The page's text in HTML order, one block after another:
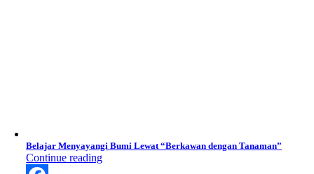
Belajar Menyayangi Bumi Lewat “Berkawan dengan Tanaman”
Continue reading